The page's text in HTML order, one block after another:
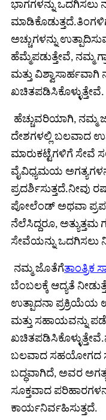
ಭಾಗಗಳನ್ನು ಒದಗಿಸಲು
ಅಚ್ಚುಗಳನ್ನು
ಹೆಮ್ಮೆಪಡುತ್ತೇವೆ, ನಮ್ಮ
ಮತ್ತು ವಿಶ್ವಾಸಾರ್ಹವಾಗಿ
ಖಚಿತಪಡಿಸಿಕೊಳ್ಳುತ್ತೇವೆ.
ಹೆಚ್ಚುವರಿಯಾಗಿ, ನಮ್ಮ
ದೇಶಗಳಲ್ಲಿ ಬಲವಾದ
ಮಾರುಕಟ್ಟೆಗಳಿಗೆ ಸೇವೆ
ವೈವಿಧ್ಯಮಯ
ಪ್ರದರ್ಶಿಸುತ್ತದೆ.ನೀವು
ಪೋಲೆಂಡ್ ಅಥವಾ
ನೆಲೆಸಿದ್ದರೂ, ಅತ್ಯುತ್ತಮ
ಸೇವೆಯನ್ನು ಒದಗಿಸಲು
ನಮ್ಮ ಜೊತೆಗೆತಾಂತ್ರಿಕ
ಬೆಂಬಲಕ್ಕೆ ಆದ್ಯತೆ
ಉತ್ಪಾದನಾ ಪ್ರಕ್ರಿಯೆಯ
ಮತ್ತು ಸಹಾಯವನ್ನು
ಬಲವಾದ ಸಹಯೋಗದ
ಬದ್ಧವಾಗಿದೆ, ಅವರ
ಸೂಕ್ತವಾದ
ಕಾರ್ಯನಿರ್ವಹಿಸುತ್ತದೆ.